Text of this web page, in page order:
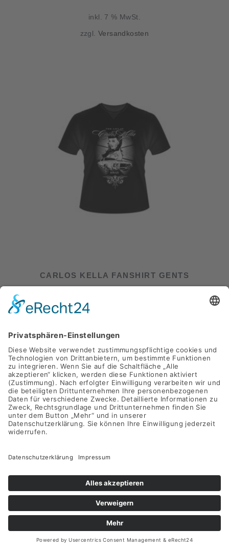
inkl. 7 % MwSt.
zzgl.Versandkosten
CARLOS KELLA FANSHIRT GENTS
zzgl.